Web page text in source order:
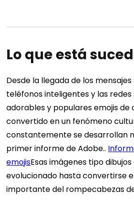
Lo que está
Desde la llegada de los
teléfonos inteligentes y las redes
adorables y populares emojis de
convertido en un fenómeno
constantemente se desarrollan
primer informe de Adobe..
emojisEsas imágenes tipo
evolucionado hasta convertirse
importante del rompecabezas